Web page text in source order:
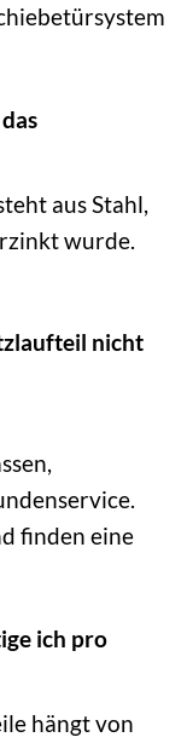
aus Stahl,
wurde.
nicht
finden eine
ich pro
hängt von